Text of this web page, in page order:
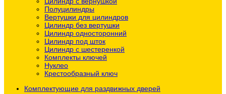
Полуцилиндры
Вертушки для цилиндров
Цилиндр без вертушки
Цилиндр односторонний
Цилиндр под шток
Цилиндр с шестеренкой
Комплекты ключей
Нуклео
Крестообразный ключ
Комплектующие для раздвижных дверей